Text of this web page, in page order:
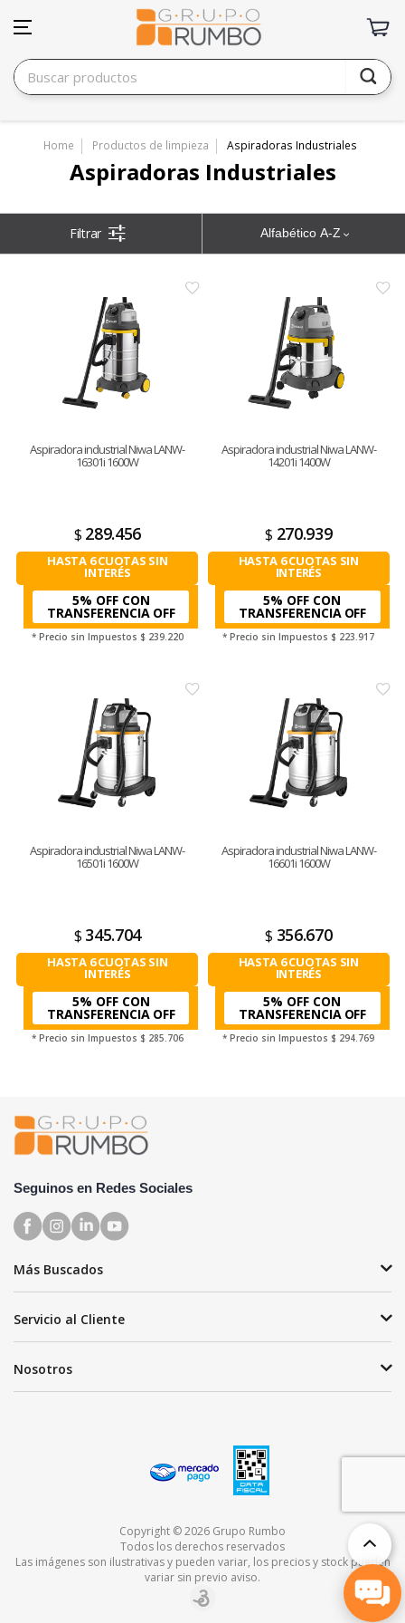
Home Productos de limpieza Aspiradoras Industriales
Aspiradoras Industriales
Alfabético A-Z
Aspiradora industrial Niwa LANW-
16301i 1600W
$ 289.456
HASTA 6 CUOTAS SIN
INTERÉS
5% OFF CON
TRANSFERENCIA
* Precio sin Impuestos $ 239.220
Aspiradora industrial Niwa LANW-
14201i 1400W
$ 270.939
HASTA 6 CUOTAS SIN
INTERÉS
5% OFF CON
TRANSFERENCIA
* Precio sin Impuestos $ 223.917
Aspiradora industrial Niwa LANW-
16501i 1600W
$ 345.704
HASTA 6 CUOTAS SIN
INTERÉS
5% OFF CON
TRANSFERENCIA
* Precio sin Impuestos $ 285.706
Aspiradora industrial Niwa LANW-
16601i 1600W
$ 356.670
HASTA 6 CUOTAS SIN
INTERÉS
5% OFF CON
TRANSFERENCIA
* Precio sin Impuestos $ 294.769
Seguinos en Redes Sociales
Más Buscados
Servicio al Cliente
Nosotros
Copyright © 2026 Grupo Rumbo
Todos los derechos reservados
Las imágenes son ilustrativas y pueden variar, los precios y stock pueden
variar sin previo aviso.
TOP